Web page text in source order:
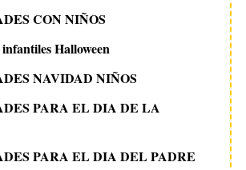
CON NIÑOS
Halloween
NAVIDAD NIÑOS
PARA EL DIA DE LA
PARA EL DIA DEL PADRE